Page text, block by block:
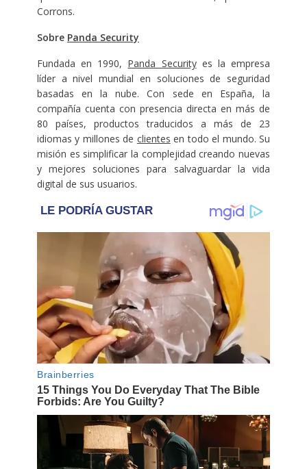
Corrons.
Sobre Panda Security
Fundada en 1990, Panda Securityes la empresa
líder a nivel mundial en soluciones de seguridad
basadas en la nube. Con sede en España, la
compañía cuenta con presencia directa en más de
80 países, productos traducidos a más de 23
idiomas y millones de clientes en todo el mundo. Su
misión es simplificar la complejidad creando nuevas
y mejores soluciones para salvaguardar la vida
digital de sus usuarios.